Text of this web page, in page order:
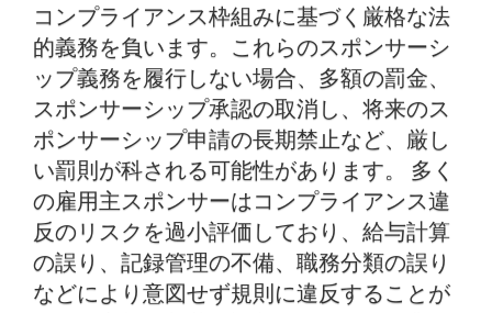
スポンサー契約違反の結果
コンプライアンス維持のための積極的戦略
オーストラリア移民弁護士がお手伝いできること
コンプライアンス枠組みに基づく厳格な法
的義務を負います。これらのスポンサーシ
ップ義務を履行しない場合、多額の罰金、
スポンサーシップ承認の取消し、将来のス
ポンサーシップ申請の長期禁止など、厳し
い罰則が科される可能性があります。 多く
の雇用主スポンサーはコンプライアンス違
反のリスクを過小評価しており、給与計算
の誤り、記録管理の不備、職務分類の誤り
などにより意図せず規則に違反することが